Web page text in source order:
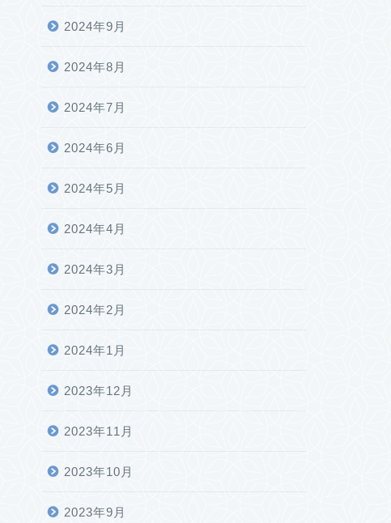
2024年9月
2024年8月
2024年7月
2024年6月
2024年5月
2024年4月
2024年3月
2024年2月
2024年1月
2023年12月
2023年11月
2023年10月
2023年9月